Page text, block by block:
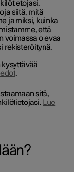
siitä, mitä
ja miksi, kuinka
että
voimassa olevaa
rekisteröitynä.
kysyttävää
.
sitä,
Lue